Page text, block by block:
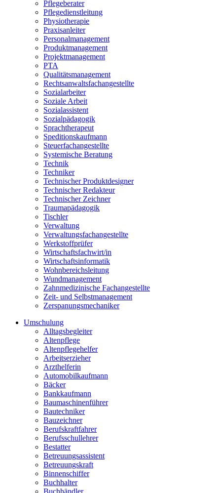
Pflegeberater
Pflegedienstleitung
Physiotherapie
Praxisanleiter
Personalmanagement
Produktmanagement
Projektmanagement
PTA
Qualitätsmanagement
Rechtsanwaltsfachangestellte
Sozialarbeiter
Soziale Arbeit
Sozialassistent
Sozialpädagogik
Sprachtherapeut
Speditionskaufmann
Steuerfachangestellte
Systemische Beratung
Technik
Techniker
Technischer Produktdesigner
Technischer Redakteur
Technischer Zeichner
Traumapädagogik
Tischler
Verwaltung
Verwaltungsfachangestellte
Werkstoffprüfer
Wirtschaftsfachwirt/in
Wirtschaftsinformatik
Wohnbereichsleitung
Wundmanagement
Zahnmedizinische Fachangestellte
Zeit- und Selbstmanagement
Zerspanungsmechaniker
Umschulung
Alltagsbegleiter
Altenpflege
Altenpflegehelfer
Arbeitserzieher
Arzthelferin
Automobilkaufmann
Bäcker
Bankkaufmann
Baumaschinenführer
Bautechniker
Bauzeichner
Berufskraftfahrer
Berufsschullehrer
Bestatter
Betreuungsassistent
Betreuungskraft
Binnenschiffer
Buchhalter